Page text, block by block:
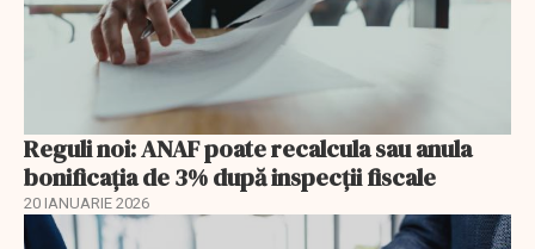
Reguli noi: ANAF poate recalcula sau anula
bonificația de 3% după inspecții fiscale
20 IANUARIE 2026